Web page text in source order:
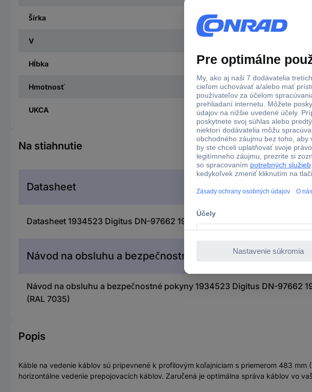
Šírka
V
Hĺbka
Hmotnosť
UKCA
Na stiahnutie
Datasheet
Datasheet 1934523 Digitus DN-97662 19 palca skriňa sieťovej rozvodne
Návod na obsluhu a bezpečnostné pokyny
Návod na obsluhu a bezpečnostné pokyny 1934523 Digitus DN-97662
(RAL 7035)
Popis
Káble na vedenie káblov sú pripevnené k profilovým koľajniciam s priemerom 483
horizontálne vedenie prepojovacích káblov. Zaručená je optimálna správa káblov vo